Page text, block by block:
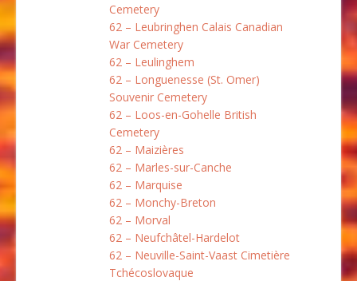
Cemetery
62 – Leubringhen Calais Canadian
War Cemetery
62 – Leulinghem
62 – Longuenesse (St. Omer)
Souvenir Cemetery
62 – Loos-en-Gohelle British
Cemetery
62 – Maizières
62 – Marles-sur-Canche
62 – Marquise
62 – Monchy-Breton
62 – Morval
62 – Neufchâtel-Hardelot
62 – Neuville-Saint-Vaast Cimetière
Tchécoslovaque